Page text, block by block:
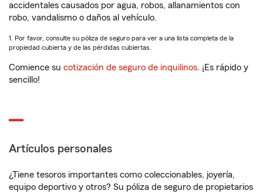
accidentales causados por agua, robos, allanamientos con
robo, vandalismo o daños al vehículo.
1. Por favor, consulte su póliza de seguro para ver a una lista completa de la
propiedad cubierta y de las pérdidas cubiertas.
Comience su cotización de seguro de inquilinos. ¡Es rápido y
sencillo!
Artículos personales
¿Tiene tesoros importantes como coleccionables, joyería,
equipo deportivo y otros? Su póliza de seguro de propietarios